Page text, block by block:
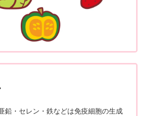
鉛・セレン・鉄などは免疫細胞の生成